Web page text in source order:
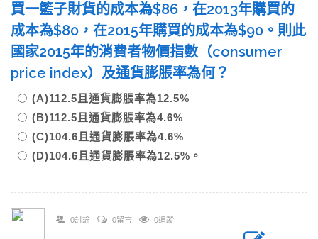
買一籃子財貨的成本為$86，在2013年購買的
成本為$80，在2015年購買的成本為$90。則此
國家2015年的消費者物價指數（consumer
price index）及通貨膨脹率為何？
(A)112.5且通貨膨脹率為12.5%
(B)112.5且通貨膨脹率為4.6%
(C)104.6且通貨膨脹率為4.6%
(D)104.6且通貨膨脹率為12.5%。
0討論 0留言 0追蹤